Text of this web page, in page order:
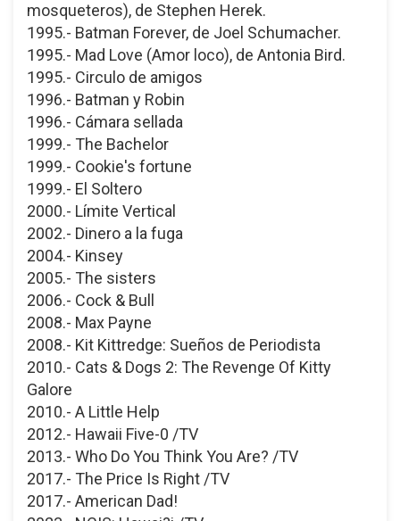
mosqueteros), de Stephen Herek.
1995.- Batman Forever, de Joel Schumacher.
1995.- Mad Love (Amor loco), de Antonia Bird.
1995.- Circulo de amigos
1996.- Batman y Robin
1996.- Cámara sellada
1999.- The Bachelor
1999.- Cookie's fortune
1999.- El Soltero
2000.- Límite Vertical
2002.- Dinero a la fuga
2004.- Kinsey
2005.- The sisters
2006.- Cock & Bull
2008.- Max Payne
2008.- Kit Kittredge: Sueños de Periodista
2010.- Cats & Dogs 2: The Revenge Of Kitty
Galore
2010.- A Little Help
2012.- Hawaii Five-0 /TV
2013.- Who Do You Think You Are? /TV
2017.- The Price Is Right /TV
2017.- American Dad!